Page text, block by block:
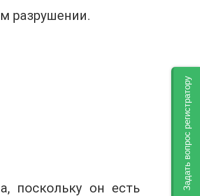
разрушении.
поскольку он есть
Задать вопрос регистратору